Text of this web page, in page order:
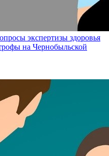
экспертизы здоровья
на Чернобыльской